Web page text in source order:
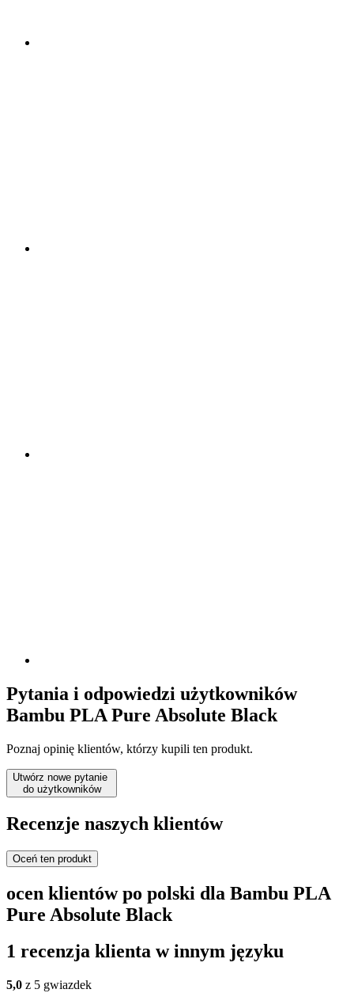
Pytania i odpowiedzi użytkowników
Bambu PLA Pure Absolute Black
Poznaj opinię klientów, którzy kupili ten produkt.
Utwórz nowe pytanie
do użytkowników
Recenzje naszych klientów
Oceń ten produkt
ocen klientów po polski dla Bambu PLA
Pure Absolute Black
1 recenzja klienta w innym języku
5,0 z 5 gwiazdek